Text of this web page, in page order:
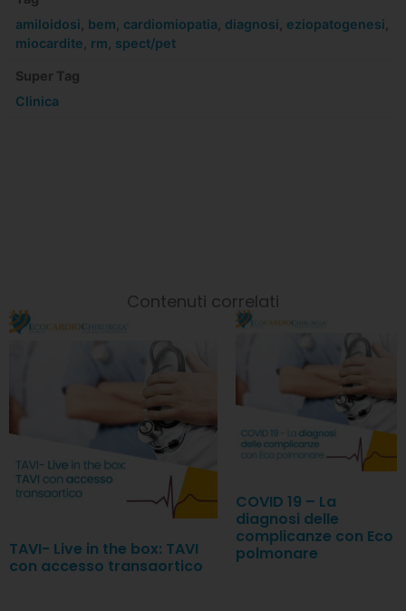
amiloidosi bem cardiomiopatia diagnosi eziopatogenesi
miocardite rm spect/pet
Super Tag
Clinica
Contenuti correlati
TAVI- Live in the box: TAVI
con accesso transaortico
COVID 19 – La
diagnosi delle
complicanze con Eco
polmonare